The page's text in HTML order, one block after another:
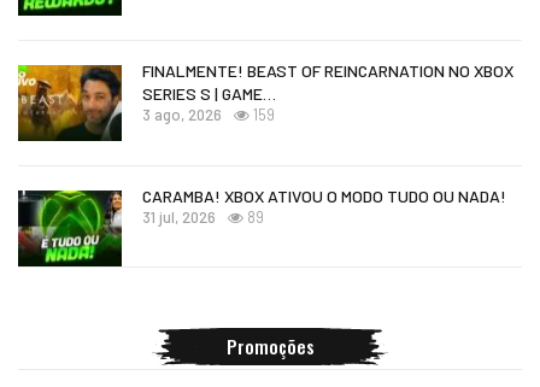
FINALMENTE! BEAST OF REINCARNATION NO XBOX
SERIES S | GAME…
3 ago, 2026 159
CARAMBA! XBOX ATIVOU O MODO TUDO OU NADA!
31 jul, 2026 89
Promoções